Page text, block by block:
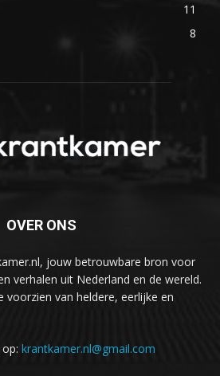
11
8
OVER ONS
jouw betrouwbare bron voor
verhalen uit Nederland en de wereld.
voorzien van heldere, eerlijke en
krantkamer.nl@gmail.com